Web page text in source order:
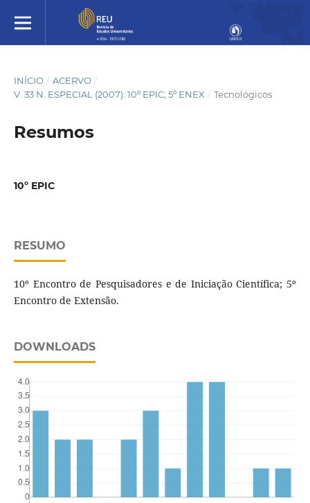
INÍCIO / ACERVO /
V. 33 N. ESPECIAL (2007): 10º EPIC; 5º ENEX / Tecnológicos
Resumos
10º EPIC
RESUMO
10º Encontro de Pesquisadores e de Iniciação Científica; 5º
Encontro de Extensão.
DOWNLOADS